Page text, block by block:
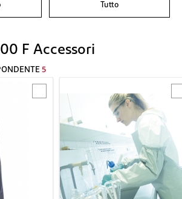
Tutto
F Accessori
5